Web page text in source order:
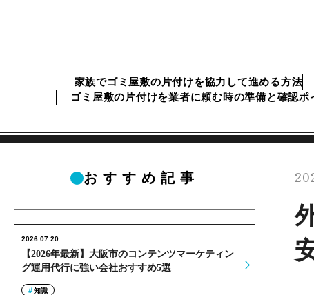
家族でゴミ屋敷の片付けを協力して進める方法
ゴミ屋敷の片付けを業者に頼む時の準備と確認ポ
おすすめ記事
【2026年最新】大阪市のコンテンツマーケティン
グ運用代行に強い会社おすすめ5選
2026.07.20
知識